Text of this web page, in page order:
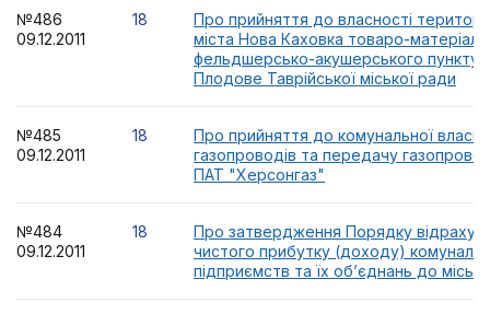
№486
09.12.2011
18
Про прийняття до власності
міста Нова Каховка товаро-
фельдшерсько-акушерського пункту
Плодове Таврійської міської ради
№485
09.12.2011
18
Про прийняття до комунальної
газопроводів та передачу
ПАТ "Херсонгаз"
№484
09.12.2011
18
Про затвердження Порядку
чистого прибутку (доходу)
підприємств та їх об’єднань до